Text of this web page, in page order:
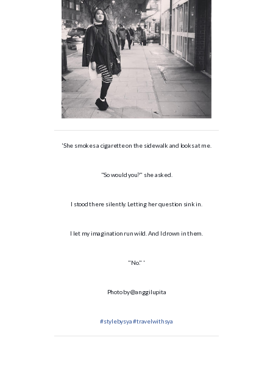
'She smokes a cigarette on the sidewalk and looks at me.
"So would you?" she asked.
I stood there silently. Letting her question sink in.
I let my imagination run wild. And I drown in them.
"No." '
Photo by @anggilupita
#stylebysya#travelwithsya